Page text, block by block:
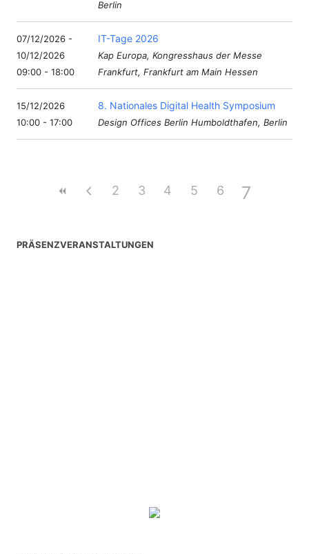
Berlin
07/12/2026 -
10/12/2026
09:00 - 18:00
IT-Tage 2026
Kap Europa, Kongresshaus der Messe
Frankfurt, Frankfurt am Main Hessen
15/12/2026
10:00 - 17:00
8. Nationales Digital Health Symposium
Design Offices Berlin Humboldthafen, Berlin
2 3 4 5 6 7
PRÄSENZVERANSTALTUNGEN